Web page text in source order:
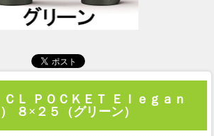
Ｌ ＰＯＣＫＥＴ Ｅｌｅｇａｎ
８×２５（グリーン）